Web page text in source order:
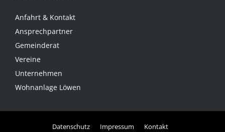
Anfahrt & Kontakt
Ansprechpartner
Gemeinderat
Vereine
Unternehmen
Wohnanlage Löwen
Datenschutz Impressum Kontakt